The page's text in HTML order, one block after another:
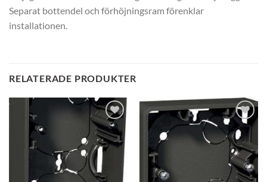
Separat bottendel och förhöjningsram förenklar
installationen.
RELATERADE PRODUKTER